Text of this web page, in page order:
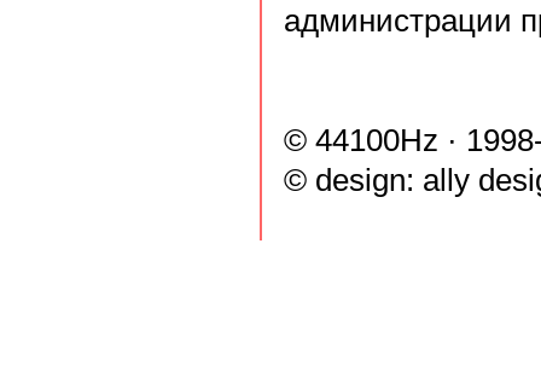
администрации
© 44100Hz ·
© design: ally